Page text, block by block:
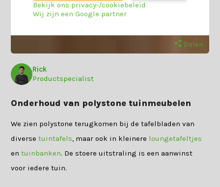
Delen
Rick
Productspecialist
Onderhoud van polystone tuinmeubelen
We zien polystone terugkomen bij de tafelbladen van
diversetuintafels , maar ook in kleinere loungetafeltjes
entuinbanken. De stoere uitstraling is een aanwinst
voor iedere tuin.
Bekijk ons privacy-/cookiebeleid
Wij zijn een Google partner